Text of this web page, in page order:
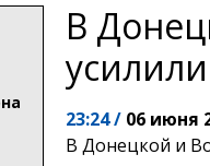
В
23:24 / 06 июня
В Донецкой и